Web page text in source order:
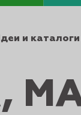
и каталоги